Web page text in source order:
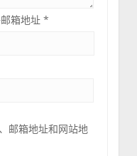
箱地址*
邮箱地址和网站地